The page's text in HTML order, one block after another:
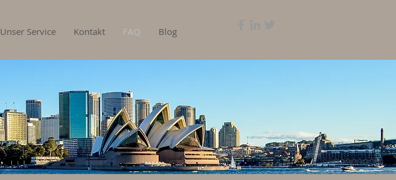
Unser Service Kontakt FAQ Blog